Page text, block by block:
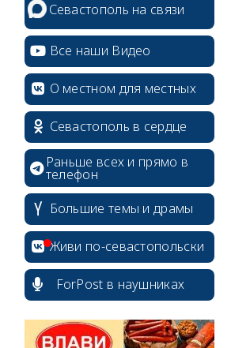
Севастополь на связи
Все наши Видео
О местном для местных
Севастополь в сердце
Раньше всех и прямо в
телефон
Большие темы и драмы
Живи по-севастопольски
ForPost в наушниках
erid: 2SDnjcrDNw6
erid: 2SDnjdPjgYS